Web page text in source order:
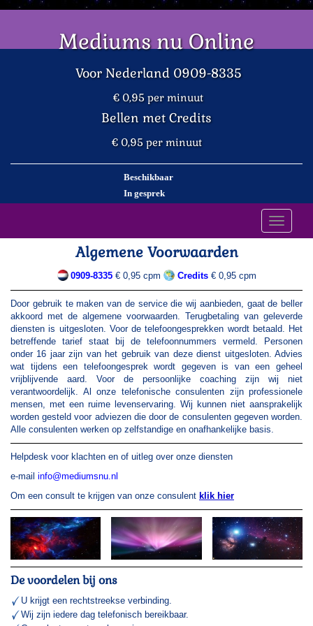
Mediums nu Online
Voor Nederland 0909-8335
€ 0,95 per minuut
Bellen met Credits
€ 0,95 per minuut
Beschikbaar
In gesprek
Toggle
Algemene Voorwaarden
0909-8335€ 0,95 cpm Credits€ 0,95 cpm
Door gebruik te maken van de service die wij aanbieden, gaat de beller
akkoord met de algemene voorwaarden. Terugbetaling van geleverde
diensten is uitgesloten. Voor de telefoongesprekken wordt betaald. Het
betreffende tarief staat bij de telefoonnummers vermeld. Personen
onder 16 jaar zijn van het gebruik van deze dienst uitgesloten. Advies
wat tijdens een telefoongesprek wordt gegeven is van een geheel
vrijblijvende aard. Voor de persoonlijke coaching zijn wij niet
verantwoordelijk. Al onze telefonische consulenten zijn professionele
mensen, met een ruime levenservaring. Wij kunnen niet aansprakelijk
worden gesteld voor adviezen die door de consulenten gegeven worden.
Alle consulenten werken op zelfstandige en onafhankelijke basis.
Helpdesk voor klachten en of uitleg over onze diensten
e-mail info@mediumsnu.nl
Om een consult te krijgen van onze consulent klik hier
De voordelen bij ons
U krijgt een rechtstreekse verbinding.
Wij zijn iedere dag telefonisch bereikbaar.